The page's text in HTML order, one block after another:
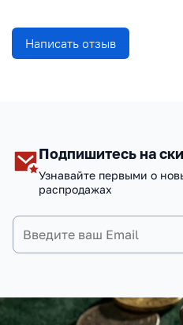
Написать отзыв
Подпишитесь на
Узнавайте первыми о
распродажах